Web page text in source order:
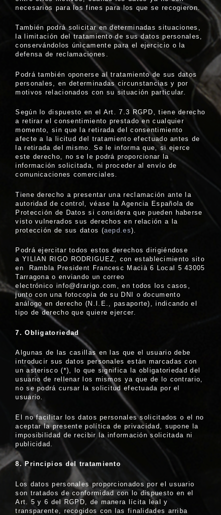
necesarios para los fines para los que se recogieron.
También podrá solicitar en determinadas situaciones,
la limitación del tratamiento de sus datos personales,
conservándolos únicamente para el ejercicio o la
defensa de reclamaciones.
Podrá también oponerse al tratamiento de sus datos
personales, en determinadas circunstancias y por
motivos relacionados con su situación particular.
Según lo dispuesto en el Art. 7.3 RGPD, tiene derecho
a retirar el consentimiento prestado en cualquier
momento, sin que la retirada del consentimiento
afecte a la licitud del tratamiento efectuado antes de
la retirada del mismo. Se le informa que, si ejerce
este derecho, no se le podrá proporcionar la
información solicitada, ni proceder al envío de
comunicaciones comerciales.
Tiene derecho a presentar una reclamación ante la
autoridad de control, véase la Agencia Española de
Protección de Datos si considera que pueden haberse
visto vulnerados sus derechos en relación a la
protección de sus datos (aepd.es).
Podrá ejercitar todos estos derechos dirigiéndose
a YILIAN RIGO RODRIGUEZ, con establecimiento sito
en Rambla President Francesc Macià 6 Local 5 43005
Tarragona o enviando un correo
electrónico info@drarigo.com, en todos los casos,
junto con una fotocopia de su DNI o documento
análogo en derecho (N.I.E., pasaporte), indicando el
tipo de derecho que quiere ejercer.
7. Obligatoriedad
Algunas de las casillas en las que el usuario debe
introducir sus datos personales están marcadas con
un asterisco (*), lo que significa la obligatoriedad del
usuario de rellenar los mismos ya que de lo contrario,
no se podrá cursar la solicitud efectuada por el
usuario.
El no facilitar los datos personales solicitados o el no
aceptar la presente política de privacidad, supone la
imposibilidad de recibir la información solicitada ni
publicidad.
8. Principios del tratamiento
Los datos personales proporcionados por el usuario
son tratados de conformidad con lo dispuesto en el
Art. 5 y 6 del RGPD, de manera lícita leal y
transparente, recogidos con las finalidades arriba